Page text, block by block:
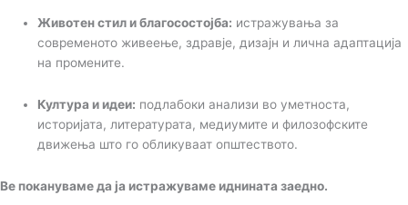
Животен стил и благосостојба: истражувања за
современото живеење, здравје, дизајн и лична адаптација
на промените.
Култура и идеи: подлабоки анализи во уметноста,
историјата, литературата, медиумите и филозофските
движења што го обликуваат општеството.
Ве покануваме да ја истражуваме иднината заедно.